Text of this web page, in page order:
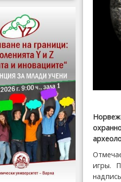
игры.